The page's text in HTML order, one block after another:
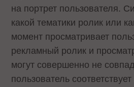
на портрет пользователя.
какой тематики ролик или
момент просматривает
рекламный ролик и
могут совершенно не
пользователь